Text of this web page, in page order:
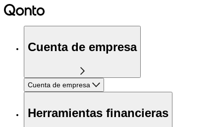
Cuenta de empresa
Cuenta de empresa
Herramientas financieras